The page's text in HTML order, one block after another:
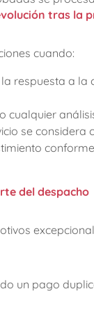
tras la
cuando:
respuesta a la
cualquier
se
del despacho
un pago